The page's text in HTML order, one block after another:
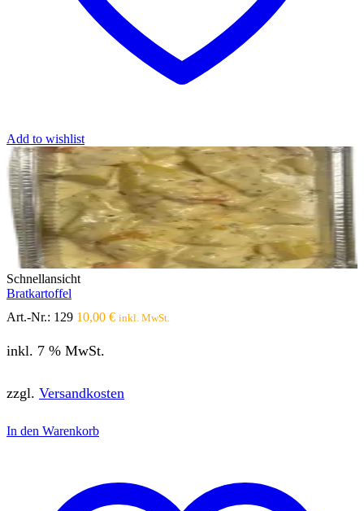
Add to wishlist
Schnellansicht
Bratkartoffel
Art.-Nr.: 129 10,00 € inkl. MwSt.
inkl. 7 % MwSt.
zzgl. Versandkosten
In den Warenkorb